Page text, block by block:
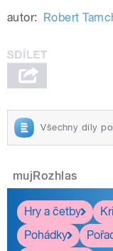
autor: Robert
Všechny díly
mujRozhlas
Hry a četby
Pohádky